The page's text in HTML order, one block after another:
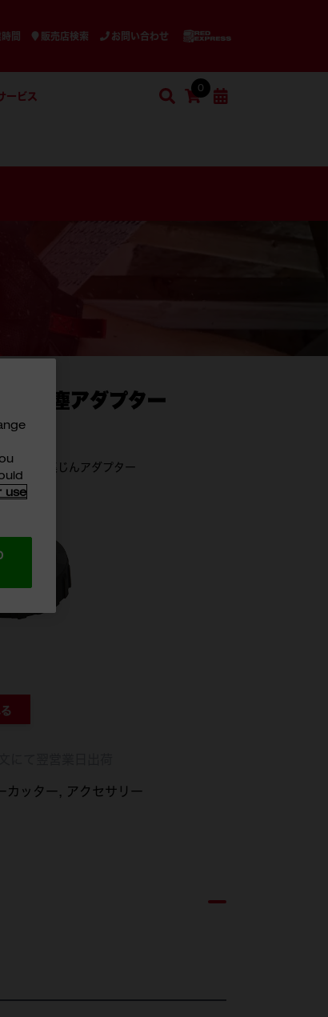
間 販売店検索 お問い合わせ
ービス 検索 ショッピングカート
0
集塵アダプター
ル専用集じんアダプター
カッター アクセサリー
use